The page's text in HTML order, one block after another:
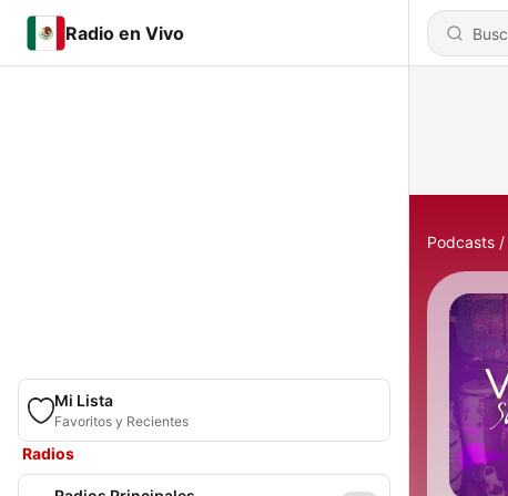
Radio en Vivo
Mi Lista
Favoritos y Recientes
Radios
Podcasts